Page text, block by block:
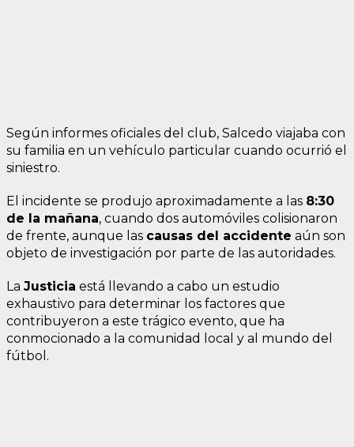
Según informes oficiales del club, Salcedo viajaba con
su familia en un vehículo particular cuando ocurrió el
siniestro.
El incidente se produjo aproximadamente a las 8:30
de la mañana, cuando dos automóviles colisionaron
de frente, aunque las causas del accidente aún son
objeto de investigación por parte de las autoridades.
La Justicia está llevando a cabo un estudio
exhaustivo para determinar los factores que
contribuyeron a este trágico evento, que ha
conmocionado a la comunidad local y al mundo del
fútbol.